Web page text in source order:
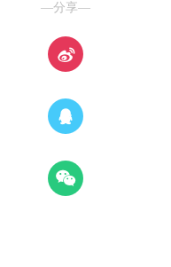
—分享—